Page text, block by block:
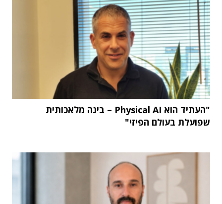
"העתיד הוא Physical AI – בינה מלאכותית
שפועלת בעולם הפיזי"